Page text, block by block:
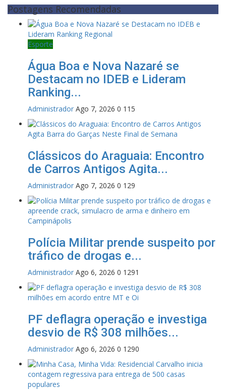
Postagens Recomendadas
Esporte
Água Boa e Nova Nazaré se
Destacam no IDEB e Lideram
Ranking...
Administrador Ago 7, 2026 0 115
Clássicos do Araguaia: Encontro
de Carros Antigos Agita...
Administrador Ago 7, 2026 0 129
Polícia Militar prende suspeito por
tráfico de drogas e...
Administrador Ago 6, 2026 0 1291
PF deflagra operação e investiga
desvio de R$ 308 milhões...
Administrador Ago 6, 2026 0 1290